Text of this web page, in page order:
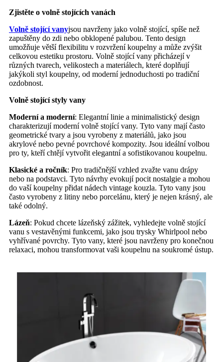
Zjistěte o volně stojících vanách
Volně stojící vanyjsou navrženy jako volně stojící, spíše než
zapuštěny do zdi nebo obklopené palubou. Tento design
umožňuje větší flexibilitu v rozvržení koupelny a může zvýšit
celkovou estetiku prostoru. Volně stojící vany přicházejí v
různých tvarech, velikostech a materiálech, které doplňují
jakýkoli styl koupelny, od moderní jednoduchosti po tradiční
ozdobnost.
Volně stojící styly vany
Moderní a moderní: Elegantní linie a minimalistický design
charakterizují moderní volně stojící vany. Tyto vany mají často
geometrické tvary a jsou vyrobeny z materiálů, jako jsou
akrylové nebo pevné povrchové kompozity. Jsou ideální volbou
pro ty, kteří chtějí vytvořit elegantní a sofistikovanou koupelnu.
Klasické a ročník: Pro tradičnější vzhled zvažte vanu drápy
nebo na podstavci. Tyto návrhy evokují pocit nostalgie a mohou
do vaší koupelny přidat nádech vintage kouzla. Tyto vany jsou
často vyrobeny z litiny nebo porcelánu, který je nejen krásný, ale
také odolný.
Lázeň: Pokud chcete lázeňský zážitek, vyhledejte volně stojící
vanu s vestavěnými funkcemi, jako jsou trysky Whirlpool nebo
vyhřívané povrchy. Tyto vany, které jsou navrženy pro konečnou
relaxaci, mohou transformovat vaši koupelnu na soukromé ústup.